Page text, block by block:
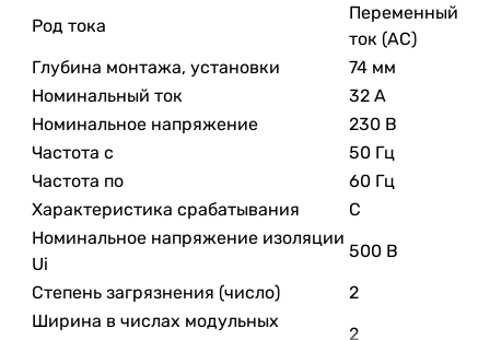
Род тока
Переменный
ток (AC)
Глубина монтажа, установки
74 мм
Номинальный ток
32 А
Номинальное напряжение
230 В
Частота с
50 Гц
Частота по
60 Гц
Характеристика срабатывания
C
Номинальное напряжение изоляции
Ui
500 В
Степень загрязнения (число)
2
Ширина в числах модульных
2